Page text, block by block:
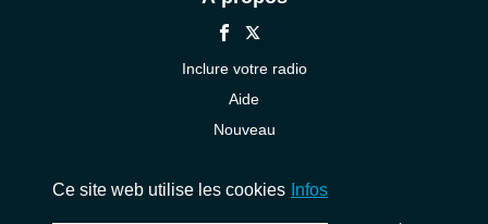
Inclure votre radio
Aide
Nouveau
Ce site web utilise les cookies Infos